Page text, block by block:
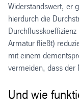
Widerstandswert, er
hierdurch die
Armatur fließt)
mit einem
vermeiden, dass der
Und wie